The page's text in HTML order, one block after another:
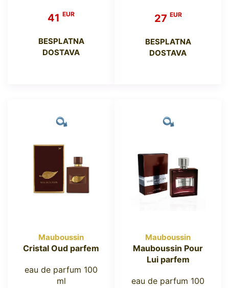
41 EUR
BESPLATNA
DOSTAVA
27 EUR
BESPLATNA
DOSTAVA
Mauboussin
Cristal Oud parfem
eau de parfum 100
ml
Mauboussin
Mauboussin Pour
Lui parfem
eau de parfum 100